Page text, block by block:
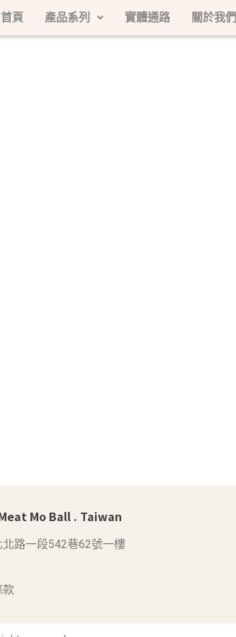
首頁 產品系列 實體通路 關於我們
Mo Ball . Taiwan
路一段542巷62號一樓